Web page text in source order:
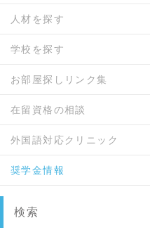
人材を探す
学校を探す
お部屋探しリンク集
在留資格の相談
外国語対応クリニック
奨学金情報
検索